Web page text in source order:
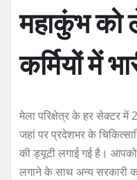
महाकुंभ को
कर्मियों में
मेला परिक्षेत्र के हर सेक्टर
जहां पर प्रदेशभर के
की ड्यूटी लगाई गई है। आपको
लगाने के साथ अन्य सरकारी